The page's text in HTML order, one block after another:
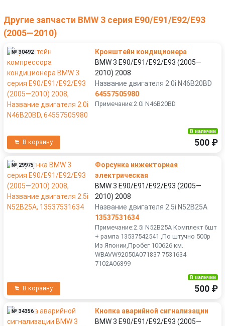
Другие запчасти BMW 3 серия E90/E91/E92/E93
(2005—2010)
№ 30492
Кронштейн кондиционера
BMW 3 E90/E91/E92/E93 (2005—
2010) 2008
Название двигателя 2.0i N46B20BD
64557505980
Примечание:2.0i N46B20BD
В корзину
В наличии
500 ₽
№ 29975
Форсунка инжекторная
электрическая
BMW 3 E90/E91/E92/E93 (2005—
2010) 2008
Название двигателя 2.5i N52B25A
13537531634
Примечание:2.5i N52B25A Комплект 6шт
+ рампа 13537542541 ,По штучно 500р
Из Японии,Пробег 100626 км.
WBAVW92050A071837 7531634
7102A06899
В корзину
В наличии
500 ₽
№ 34356
Кнопка аварийной сигнализации
BMW 3 E90/E91/E92/E93 (2005—